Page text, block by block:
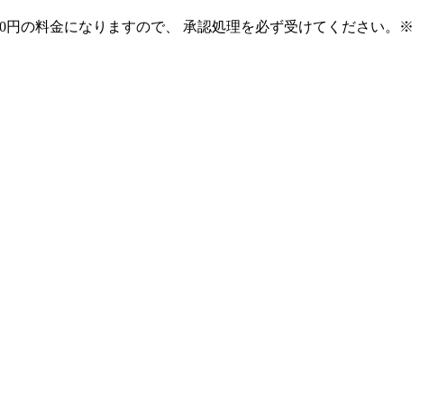
の料金になりますので、 承認処理を必ず受けてください。※